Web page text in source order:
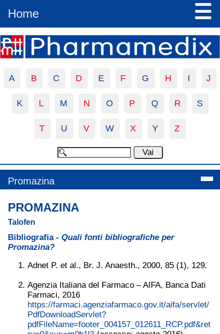
Home ☰
A B C D E F G H I J
K L M N O P Q R S
T U V W X Y Z
Promazina
PROMAZINA
Talofen
Bibliografia - Quali fonti bibliografiche per
Promazina?
Adnet P. et al., Br. J. Anaesth., 2000, 85 (1), 129.
Agenzia Italiana del Farmaco – AIFA, Banca Dati
Farmaci, 2016
https://farmaci.agenziafarmaco.gov.it/aifa/servlet/
PdfDownloadServlet?
pdfFileName=footer_004157_012611_RCP.pdf&ret